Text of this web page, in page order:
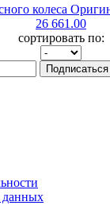
колеса
26 661.00
сортировать по:
Подписаться
данных